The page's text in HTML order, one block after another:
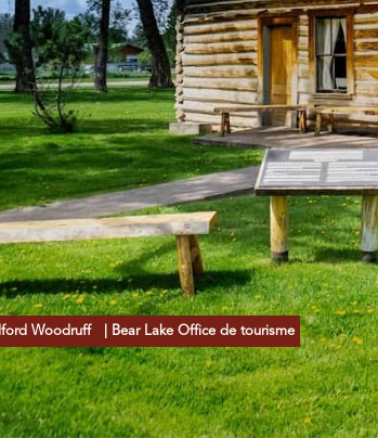
Woodruff | Bear Lake Office de tourisme